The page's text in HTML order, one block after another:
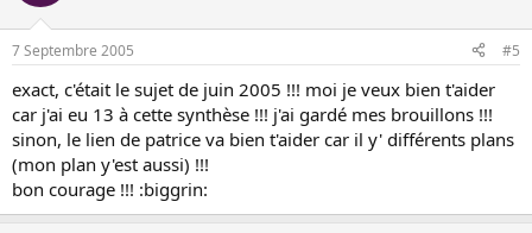
7 Septembre 2005 #5
exact, c'était le sujet de juin 2005 !!! moi je veux bien t'aider
car j'ai eu 13 à cette synthèse !!! j'ai gardé mes brouillons !!!
sinon, le lien de patrice va bien t'aider car il y' différents plans
(mon plan y'est aussi) !!!
bon courage !!! :biggrin: